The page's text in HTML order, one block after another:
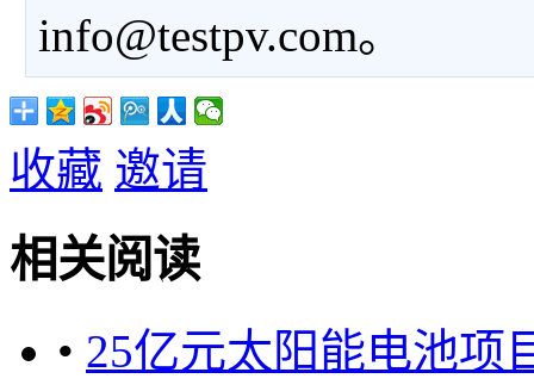
info@testpv.com。
收藏 邀请
相关阅读
• 25亿元太阳能电池项